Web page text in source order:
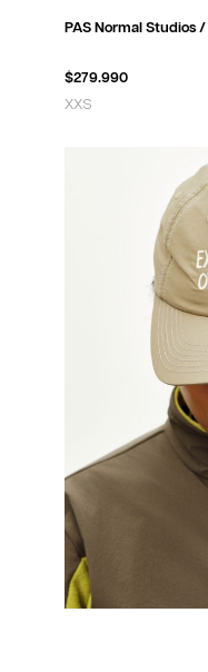
PAS Normal Studios /
$279.990
XXS